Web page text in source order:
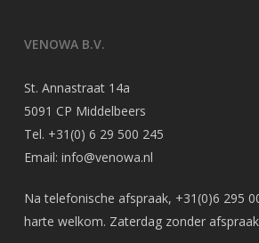
VENOWA B.V.
St. Annastraat 14a
5091 CP Middelbeers
Tel. +31(0) 6 29 500 245
Email: info@venowa.nl
Na telefonische afspraak, +31(0)6 295
harte welkom. Zaterdag zonder